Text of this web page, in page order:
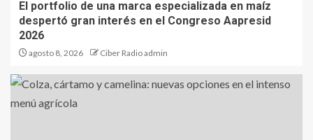
El portfolio de una marca especializada en maíz
despertó gran interés en el Congreso Aapresid
2026
agosto 8, 2026 Ciber Radio admin